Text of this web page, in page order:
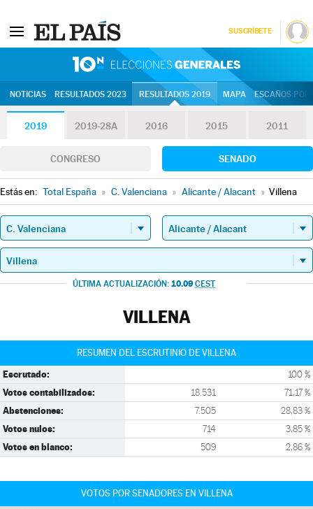
SUSCRÍBETE
NOTICIAS RESULTADOS 2023 RESULTADOS 2019 MAPA ESCAÑOS
2019 2019-28A 2016 2015 2011
CONGRESO SENADO
Estás en: Total España » C. Valenciana » Alicante / Alacant » Villena
ÚLTIMA ACTUALIZACIÓN: 10.09 CEST
VILLENA
RESUMEN DEL ESCRUTINIO DE VILLENA
Escrutado: 100 %
Votos contabilizados: 18.531 71,17 %
Abstenciones: 7.505 28,83 %
Votos nulos: 714 3,85 %
Votos en blanco: 509 2,86 %
VOTOS POR SENADORES EN VILLENA